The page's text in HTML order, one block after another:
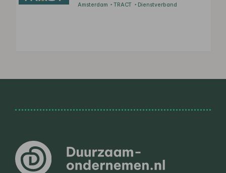
Amsterdam TRACT Dienstverband